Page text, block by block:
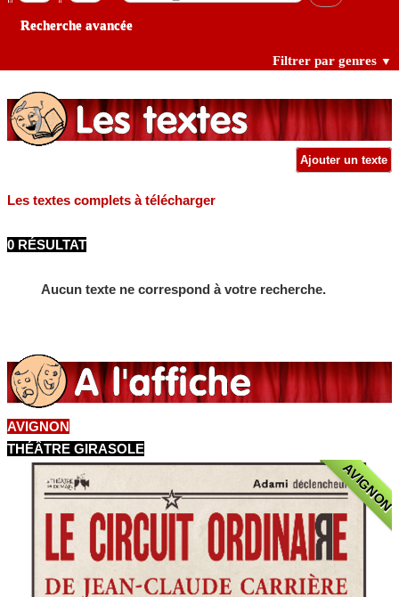
Recherche avancée
Filtrer par genres ▼
Ajouter un texte
Les textes complets à télécharger
0 RÉSULTAT
Aucun texte ne correspond à votre recherche.
AVIGNON
THÉÂTRE GIRASOLE
AVIGNON